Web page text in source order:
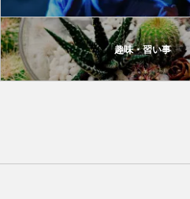
趣味・習い事